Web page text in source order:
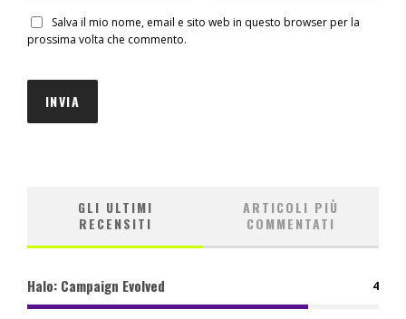
Salva il mio nome, email e sito web in questo browser per la
prossima volta che commento.
GLI ULTIMI
RECENSITI
ARTICOLI PIÙ
COMMENTATI
Halo: Campaign Evolved 4